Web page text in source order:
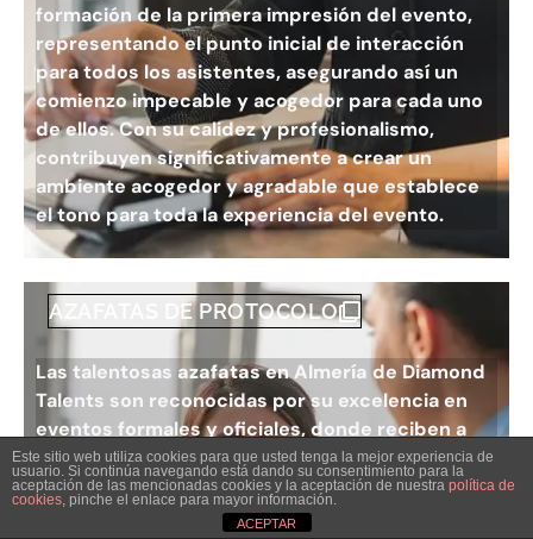
formación de la primera impresión del evento,
representando el punto inicial de interacción
para todos los asistentes, asegurando así un
comienzo impecable y acogedor para cada uno
de ellos. Con su calidez y profesionalismo,
contribuyen significativamente a crear un
ambiente acogedor y agradable que establece
el tono para toda la experiencia del evento.
AZAFATAS DE PROTOCOLO
Las talentosas azafatas en Almería de Diamond
Talents son reconocidas por su excelencia en
eventos formales y oficiales, donde reciben a
VIPs y líderes políticos con el más alto nivel de
respeto y cortesía. Su compromiso garantiza
una experiencia inolvidable para cada invitado,
Este sitio web utiliza cookies para que usted tenga la mejor experiencia de
usuario. Si continúa navegando está dando su consentimiento para la
aceptación de las mencionadas cookies y la aceptación de nuestra política de
cookies, pinche el enlace para mayor información.
ACEPTAR
Hablemos